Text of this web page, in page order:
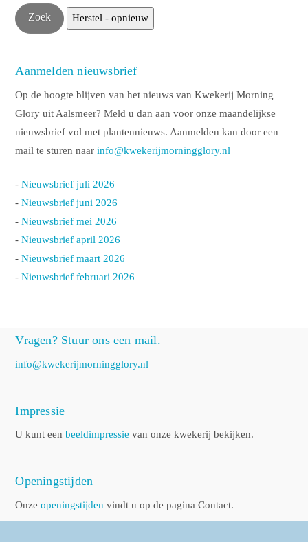
Aanmelden nieuwsbrief
Op de hoogte blijven van het nieuws van Kwekerij Morning
Glory uit Aalsmeer? Meld u dan aan voor onze maandelijkse
nieuwsbrief vol met plantennieuws. Aanmelden kan door een
mail te sturen naarinfo@kwekerijmorningglory.nl
-Nieuwsbrief juli 2026
-Nieuwsbrief juni 2026
-Nieuwsbrief mei 2026
-Nieuwsbrief april 2026
-Nieuwsbrief maart 2026
-Nieuwsbrief februari 2026
Vragen? Stuur ons een mail.
info@kwekerijmorningglory.nl
Impressie
U kunt eenbeeldimpressie van onze kwekerij bekijken.
Openingstijden
Onzeopeningstijden vindt u op de pagina Contact.